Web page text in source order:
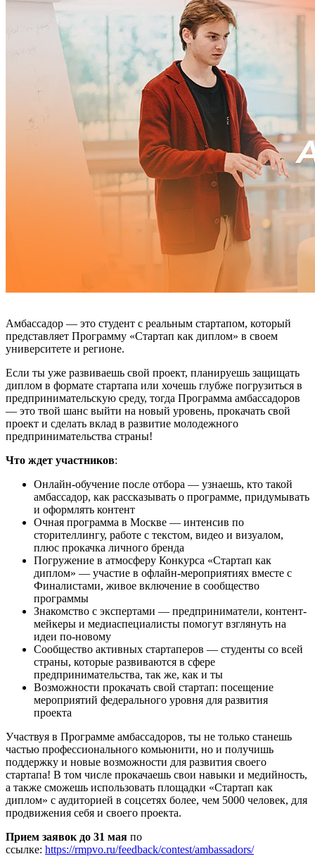
Амбассадор — это студент с реальным стартапом, который
представляет Программу «Стартап как диплом» в своем
университете и регионе.
Если ты уже развиваешь свой проект, планируешь защищать
диплом в формате стартапа или хочешь глубже погрузиться в
предпринимательскую среду, тогда Программа амбассадоров
— это твой шанс выйти на новый уровень, прокачать свой
проект и сделать вклад в развитие молодежного
предпринимательства страны!
Что ждет участников:
Онлайн-обучение после отбора — узнаешь, кто такой
амбассадор, как рассказывать о программе, придумывать
и оформлять контент
Очная программа в Москве — интенсив по
сторителлингу, работе с текстом, видео и визуалом,
плюс прокачка личного бренда
Погружение в атмосферу Конкурса «Стартап как
диплом» — участие в офлайн-мероприятиях вместе с
Финалистами, живое включение в сообщество
программы
Знакомство с экспертами — предприниматели, контент-
мейкеры и медиаспециалисты помогут взглянуть на
идеи по-новому
Сообщество активных стартаперов — студенты со всей
страны, которые развиваются в сфере
предпринимательства, так же, как и ты
Возможности прокачать свой стартап: посещение
мероприятий федерального уровня для развития
проекта
Участвуя в Программе амбассадоров, ты не только станешь
частью профессионального комьюнити, но и получишь
поддержку и новые возможности для развития своего
стартапа! В том числе прокачаешь свои навыки и медийность,
а также сможешь использовать площадки «Стартап как
диплом» с аудиторией в соцсетях более, чем 5000 человек, для
продвижения себя и своего проекта.
Прием заявок до 31 мая по
ссылке: https://rmpvo.ru/feedback/contest/ambassadors/